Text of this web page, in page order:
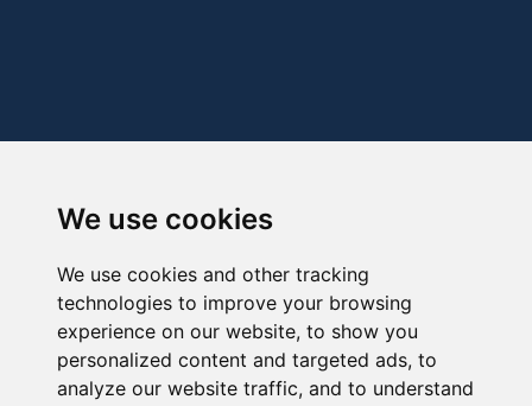
We use cookies
We use cookies and other tracking
technologies to improve your browsing
experience on our website, to show you
personalized content and targeted ads, to
analyze our website traffic, and to understand